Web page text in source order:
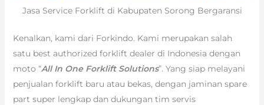
Jasa Service Forklift di Kabupaten Sorong Bergaransi
Kenalkan, kami dari Forkindo. Kami merupakan salah
satu best authorized forklift dealer di Indonesia dengan
moto “All In One Forklift Solutions”. Yang siap melayani
penjualan forklift baru atau bekas, dengan jaminan spare
part super lengkap dan dukungan tim servis